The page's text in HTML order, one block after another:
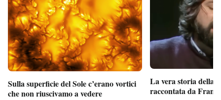
Sulla superficie del Sole c’erano vortici
che non riuscivamo a vedere
La vera storia della
raccontata da